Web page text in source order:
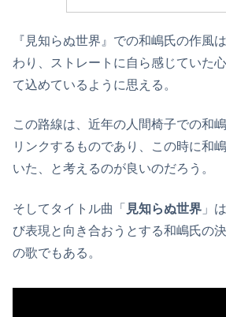
『見知らぬ世界』での和嶋氏の作風
わり、ストレートに自ら感じていた
て込めているように思える。
この路線は、近年の人間椅子での和
リンクするものであり、この時に和
いた、と考えるのが良いのだろう。
そしてタイトル曲「 見知らぬ世界 」
び表現と向き合おうとする和嶋氏の
の歌でもある。